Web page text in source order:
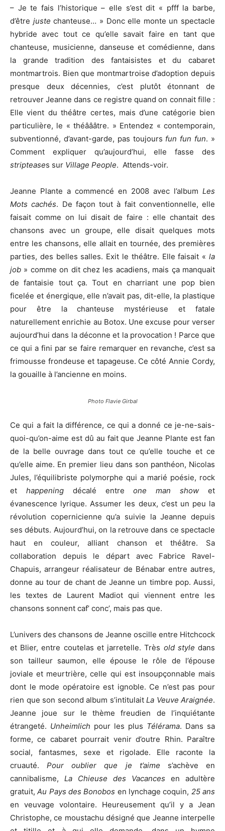
– Je te fais l’historique – elle s’est dit « pfff la barbe,
d’être juste chanteuse… » Donc elle monte un spectacle
hybride avec tout ce qu’elle savait faire en tant que
chanteuse, musicienne, danseuse et comédienne, dans
la grande tradition des fantaisistes et du cabaret
montmartrois. Bien que montmartroise d’adoption depuis
presque deux décennies, c’est plutôt étonnant de
retrouver Jeanne dans ce registre quand on connait fille :
Elle vient du théâtre certes, mais d’une catégorie bien
particulière, le « théâââtre. » Entendez « contemporain,
subventionné, d’avant-garde, pas toujours fun fun fun. »
Comment expliquer qu’aujourd’hui, elle fasse des
stripteases sur Village People. Attends-voir.
Jeanne Plante a commencé en 2008 avec l’album Les
Mots cachés. De façon tout à fait conventionnelle, elle
faisait comme on lui disait de faire : elle chantait des
chansons avec un groupe, elle disait quelques mots
entre les chansons, elle allait en tournée, des premières
parties, des belles salles. Exit le théâtre. Elle faisait « la
job » comme on dit chez les acadiens, mais ça manquait
de fantaisie tout ça. Tout en charriant une pop bien
ficelée et énergique, elle n’avait pas, dit-elle, la plastique
pour être la chanteuse mystérieuse et fatale
naturellement enrichie au Botox. Une excuse pour verser
aujourd’hui dans la déconne et la provocation ! Parce que
ce qui a fini par se faire remarquer en revanche, c’est sa
frimousse frondeuse et tapageuse. Ce côté Annie Cordy,
la gouaille à l’ancienne en moins.
Photo Flavie Girbal
Ce qui a fait la différence, ce qui a donné ce je-ne-sais-
quoi-qu’on-aime est dû au fait que Jeanne Plante est fan
de la belle ouvrage dans tout ce qu’elle touche et ce
qu’elle aime. En premier lieu dans son panthéon, Nicolas
Jules, l’équilibriste polymorphe qui a marié poésie, rock
et happening décalé entreone man show et
évanescence lyrique. Assumer les deux, c’est un peu la
révolution copernicienne qu’a suivie la Jeanne depuis
ses débuts. Aujourd’hui, on la retrouve dans ce spectacle
haut en couleur, alliant chanson et théâtre. Sa
collaboration depuis le départ avec Fabrice Ravel-
Chapuis, arrangeur réalisateur de Bénabar entre autres,
donne au tour de chant de Jeanne un timbre pop. Aussi,
les textes de Laurent Madiot qui viennent entre les
chansons sonnent caf’ conc’, mais pas que.
L’univers des chansons de Jeanne oscille entre Hitchcock
et Blier, entre coutelas et jarretelle. Très old style dans
son tailleur saumon, elle épouse le rôle de l’épouse
joviale et meurtrière, celle qui est insoupçonnable mais
dont le mode opératoire est ignoble. Ce n’est pas pour
rien que son second album s’intitulait La Veuve Araignée.
Jeanne joue sur le thème freudien de l’inquiétante
étrangeté. Unheimlich pour les plus Télérama. Dans sa
forme, ce cabaret pourrait venir d’outre Rhin. Paraître
social, fantasmes, sexe et rigolade. Elle raconte la
cruauté.Pour oublier que je t’aime s’achève en
cannibalisme, La Chieuse des Vacances en adultère
gratuit,Au Pays des Bonobos en lynchage coquin, 25 ans
en veuvage volontaire. Heureusement qu’il y a Jean
Christophe, ce moustachu désigné que Jeanne interpelle